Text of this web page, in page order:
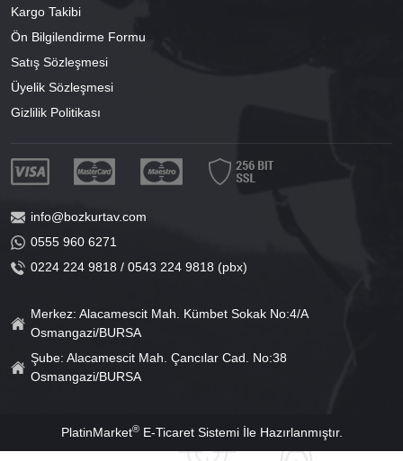
Kargo Takibi
Ön Bilgilendirme Formu
Satış Sözleşmesi
Üyelik Sözleşmesi
Gizlilik Politikası
info@bozkurtav.com
0555 960 6271
0224 224 9818 / 0543 224 9818 (pbx)
Merkez: Alacamescit Mah. Kümbet Sokak No:4/A
Osmangazi/BURSA
Şube: Alacamescit Mah. Çancılar Cad. No:38
Osmangazi/BURSA
PlatinMarket®E-Ticaret Sistemiİle Hazırlanmıştır.